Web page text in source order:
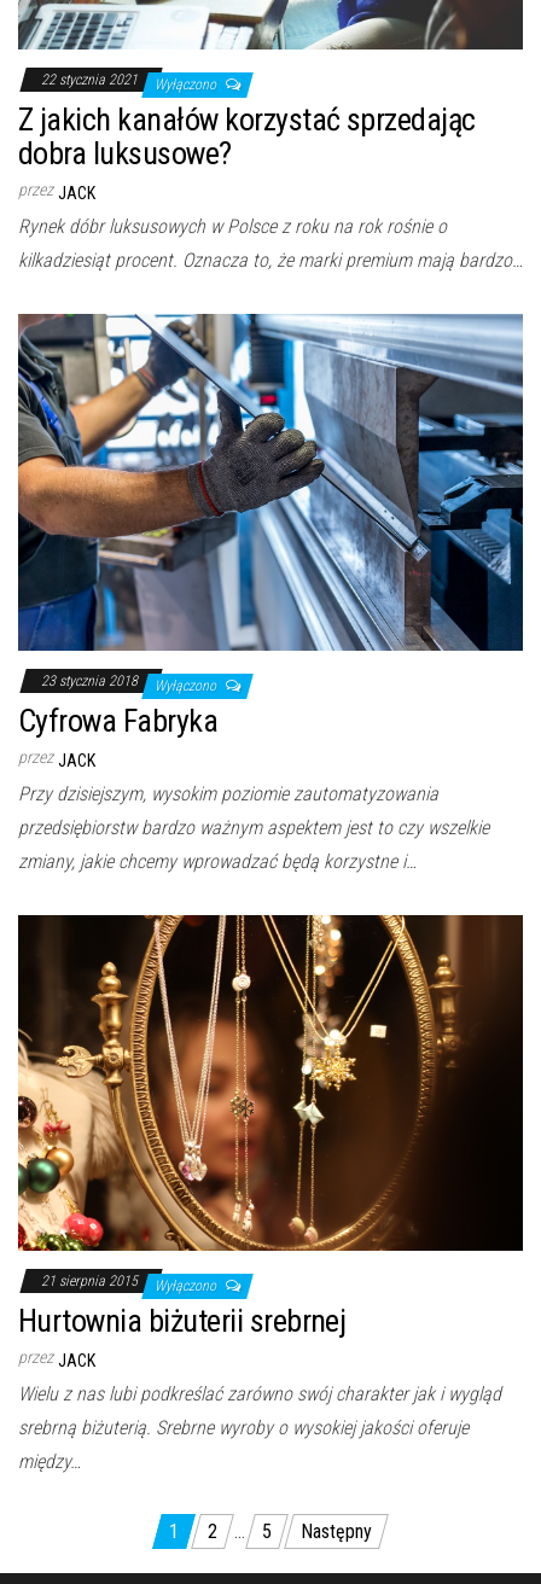
22 stycznia 2021 Wyłączono
Z jakich kanałów korzystać sprzedając
dobra luksusowe?
przez JACK
Rynek dóbr luksusowych w Polsce z roku na rok rośnie o
kilkadziesiąt procent. Oznacza to, że marki premium mają bardzo…
23 stycznia 2018 Wyłączono
Cyfrowa Fabryka
przez JACK
Przy dzisiejszym, wysokim poziomie zautomatyzowania
przedsiębiorstw bardzo ważnym aspektem jest to czy wszelkie
zmiany, jakie chcemy wprowadzać będą korzystne i…
21 sierpnia 2015 Wyłączono
Hurtownia biżuterii srebrnej
przez JACK
Wielu z nas lubi podkreślać zarówno swój charakter jak i wygląd
srebrną biżuterią. Srebrne wyroby o wysokiej jakości oferuje
między…
Nawigacja
po
1 2 … 5 Następny